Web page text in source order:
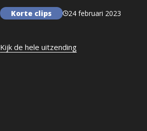
Korte clips 24 februari 2023
Kijk de hele uitzending